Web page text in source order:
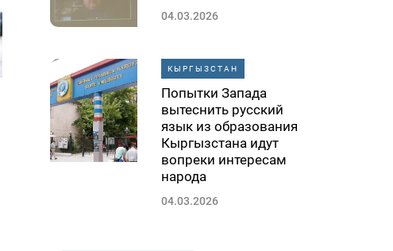
04.03.2026
КЫРГЫЗСТАН
Попытки Запада
вытеснить русский
язык из образования
Кыргызстана идут
вопреки интересам
народа
04.03.2026